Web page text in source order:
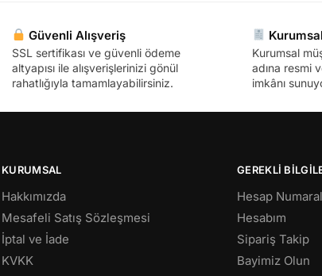
Güvenli Alışveriş
SSL sertifikası ve güvenli ödeme
altyapısı ile alışverişlerinizi gönül
rahatlığıyla tamamlayabilirsiniz.
Kurumsal
adına resmi
imkânı
KURUMSAL
Hakkımızda
Mesafeli Satış Sözleşmesi
İptal ve İade
KVKK
GEREKLİ
Hesap
Hesabım
Sipariş Takip
Bayimiz Olun